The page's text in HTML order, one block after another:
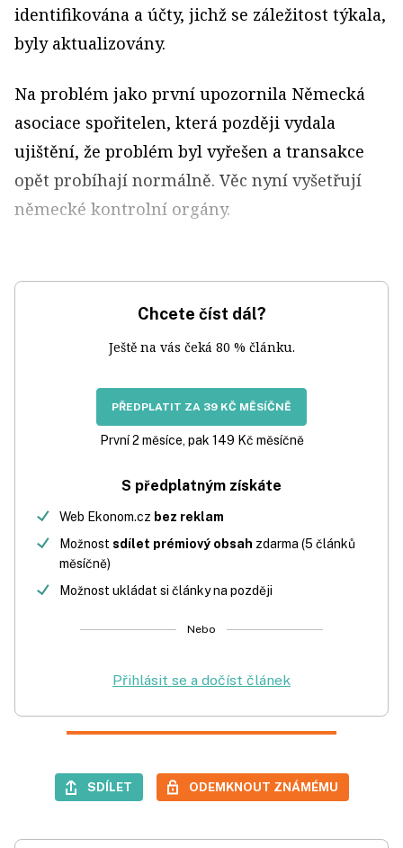
identifikována a účty, jichž se záležitost týkala,
byly aktualizovány.
Na problém jako první upozornila Německá
asociace spořitelen, která později vydala
ujištění, že problém byl vyřešen a transakce
opět probíhají normálně. Věc nyní vyšetřují
německé kontrolní orgány.
Chcete číst dál?
Ještě na vás čeká 80 % článku.
PŘEDPLATIT ZA 39 KČ MĚSÍČNĚ
První 2 měsíce, pak 149 Kč měsíčně
S předplatným získáte
Web Ekonom.cz bez reklam
Možnost sdílet prémiový obsah zdarma (5 článků
měsíčně)
Možnost ukládat si články na později
Nebo
Přihlásit se a dočíst článek
SDÍLET ODEMKNOUT ZNÁMÉMU